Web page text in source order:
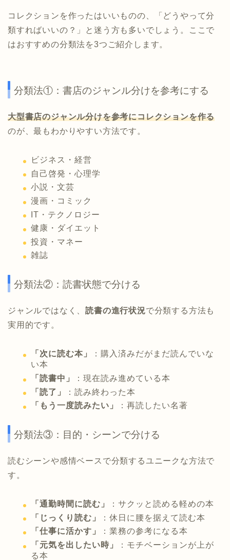
コレクションを作ったはいいものの、「どうやって分
類すればいいの？」と迷う方も多いでしょう。ここで
はおすすめの分類法を3つご紹介します。
分類法①：書店のジャンル分けを参考にする
大型書店のジャンル分けを参考にコレクションを作る
のが、最もわかりやすい方法です。
ビジネス・経営
自己啓発・心理学
小説・文芸
漫画・コミック
IT・テクノロジー
健康・ダイエット
投資・マネー
雑誌
分類法②：読書状態で分ける
ジャンルではなく、読書の進行状況で分類する方法も
実用的です。
「次に読む本」
：購入済みだがまだ読んでいな
い本
「読書中」
：現在読み進めている本
「読了」
：読み終わった本
「もう一度読みたい」
：再読したい名著
分類法③：目的・シーンで分ける
読むシーンや感情ベースで分類するユニークな方法で
す。
「通勤時間に読む」
：サクッと読める軽めの本
「じっくり読む」
：休日に腰を据えて読む本
「仕事に活かす」
：業務の参考になる本
「元気を出したい時」
：モチベーションが上が
る本